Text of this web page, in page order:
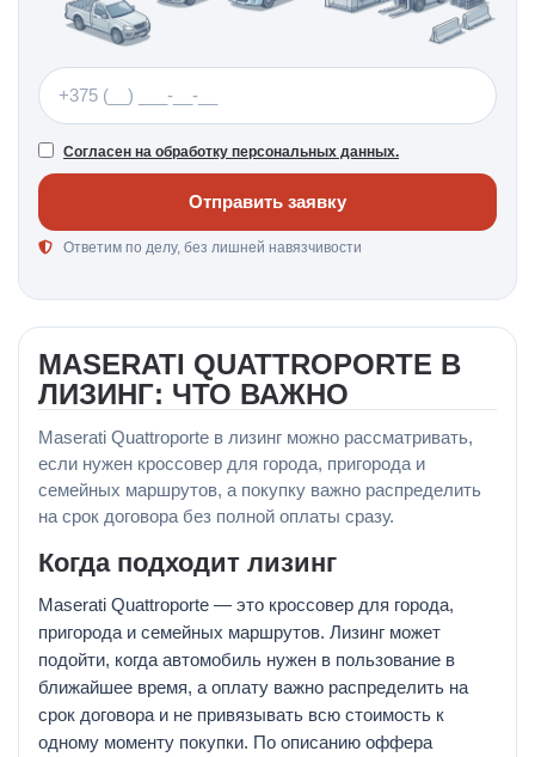
Телефон
Согласен на обработку персональных данных.
Отправить заявку
Ответим по делу, без лишней навязчивости
MASERATI QUATTROPORTE В
ЛИЗИНГ: ЧТО ВАЖНО
Maserati Quattroporte в лизинг можно рассматривать,
если нужен кроссовер для города, пригорода и
семейных маршрутов, а покупку важно распределить
на срок договора без полной оплаты сразу.
Когда подходит лизинг
Maserati Quattroporte — это кроссовер для города,
пригорода и семейных маршрутов. Лизинг может
подойти, когда автомобиль нужен в пользование в
ближайшее время, а оплату важно распределить на
срок договора и не привязывать всю стоимость к
одному моменту покупки. По описанию оффера